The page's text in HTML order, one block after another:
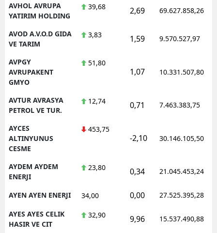
AVHOL AVRUPA
YATIRIM HOLDING
39,68 2,69 69.627.858,26
AVOD A.V.O.D GIDA
VE TARIM
3,83 1,59 9.570.527,97
AVPGY
AVRUPAKENT
GMYO
51,80
1,07 10.331.507,80
AVTUR AVRASYA
PETROL VE TUR.
12,74 0,71 7.463.383,75
AYCES
ALTINYUNUS
CESME
453,75
-2,10 30.146.105,50
AYDEM AYDEM
ENERJI
23,80 0,34 21.045.453,24
AYEN AYEN ENERJI 34,00 0,00 27.525.395,28
AYES AYES CELIK
HASIR VE CIT
32,90 9,96 15.537.490,88